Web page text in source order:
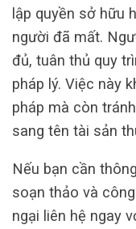
lập quyền sở hữu
người đã mất.
đủ, tuân thủ quy
pháp lý. Việc này
pháp mà còn
sang tên tài sản
Nếu bạn cần
soạn thảo và
ngại liên hệ ngay